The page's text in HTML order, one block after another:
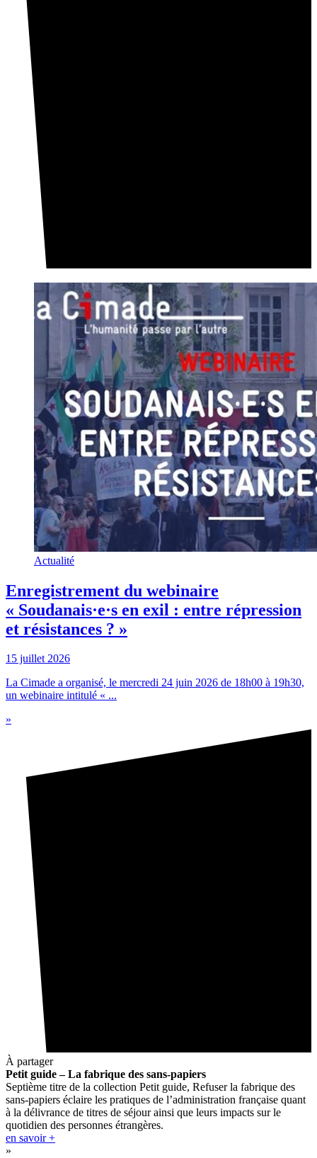
Actualité
Enregistrement du webinaire
« Soudanais·e·s en exil : entre répression
et résistances ? »
15 juillet 2026
La Cimade a organisé, le mercredi 24 juin 2026 de 18h00 à 19h30,
un webinaire intitulé « ...
»
À partager
Petit guide – La fabrique des sans-papiers
Septième titre de la collection Petit guide, Refuser la fabrique des
sans-papiers éclaire les pratiques de l’administration française quant
à la délivrance de titres de séjour ainsi que leurs impacts sur le
quotidien des personnes étrangères.
en savoir +
»